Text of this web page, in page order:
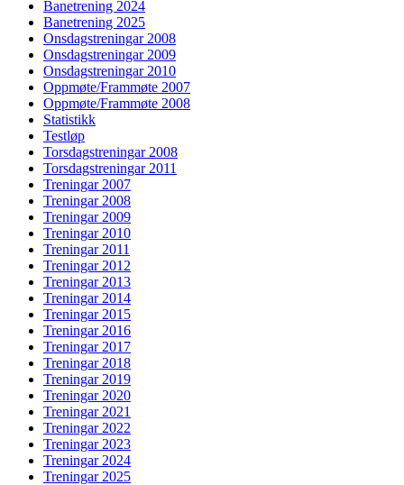
Banetrening 2024
Banetrening 2025
Onsdagstreningar 2008
Onsdagstreningar 2009
Onsdagstreningar 2010
Oppmøte/Frammøte 2007
Oppmøte/Frammøte 2008
Statistikk
Testløp
Torsdagstreningar 2008
Torsdagstreningar 2011
Treningar 2007
Treningar 2008
Treningar 2009
Treningar 2010
Treningar 2011
Treningar 2012
Treningar 2013
Treningar 2014
Treningar 2015
Treningar 2016
Treningar 2017
Treningar 2018
Treningar 2019
Treningar 2020
Treningar 2021
Treningar 2022
Treningar 2023
Treningar 2024
Treningar 2025